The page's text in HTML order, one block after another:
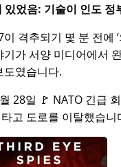
었음: 기술이 인도 정
격추되기 몇 분 전에
가 서양 미디어에서
도였습니다.
일 🚩 NATO 긴급
고 도로를 이탈했습니